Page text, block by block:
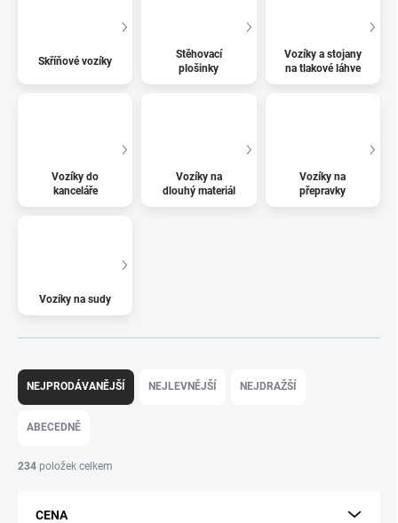
Skříňové vozíky
Stěhovací
plošinky
Vozíky a stojany
na tlakové láhve
Vozíky do
kanceláře
Vozíky na
dlouhý materiál
Vozíky na
přepravky
Vozíky na sudy
Ř
z
í
NEJPRODÁVANĚJŠÍ NEJLEVNĚJŠÍ NEJDRAŽŠÍ
ABECEDNĚ
234 položek celkem
CENA